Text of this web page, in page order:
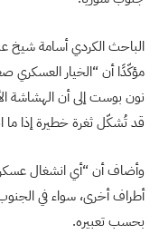
الباحث الكردي أسامة شيخ
مؤكّدًا أن “الخيار العسكري
نون بوست إلى أن الهشاشة
قد تُشكّل ثغرة خطيرة إذا ما
وأضاف أن “أي انشغال
أطراف أخرى، سواء في
بحسب تعبيره.